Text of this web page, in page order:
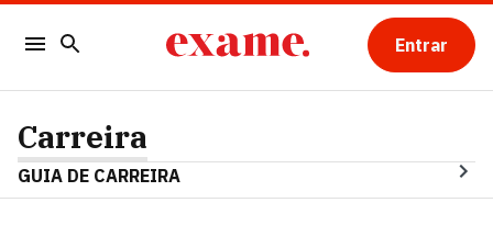
Entrar
Carreira
GUIA DE CARREIRA